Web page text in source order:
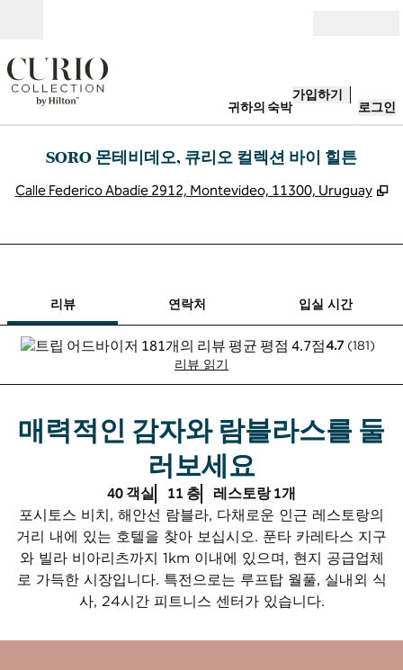
귀하의 숙박
가입하기
로그인
SORO 몬테비데오, 큐리오 컬렉션 바이 힐튼
Calle Federico Abadie 2912, Montevideo, 11300, Uruguay ,
리뷰 연락처
입실 시간
4.7 (181)
리뷰 읽기
매력적인 감자와 람블라스를 둘
러보세요
40 객실 11 층 레스토랑 1개
포시토스 비치, 해안선 람블라, 다채로운 인근 레스토랑의
거리 내에 있는 호텔을 찾아 보십시오. 푼타 카레타스 지구
와 빌라 비아리츠까지 1km 이내에 있으며, 현지 공급업체
로 가득한 시장입니다. 특전으로는 루프탑 월풀, 실내외 식
사, 24시간 피트니스 센터가 있습니다.